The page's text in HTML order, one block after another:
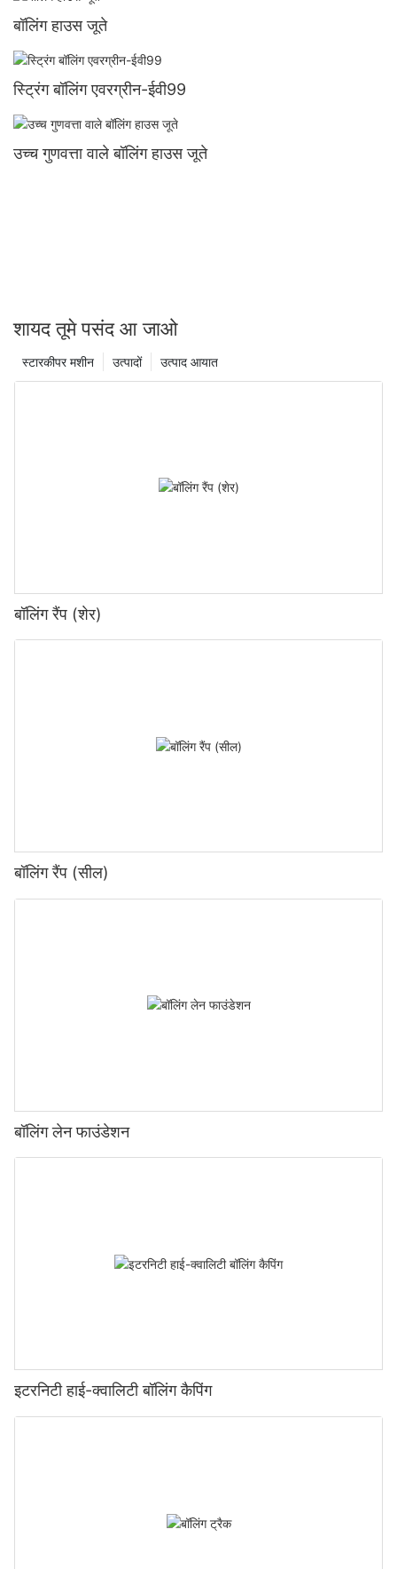
बॉलिंग हाउस जूते
स्ट्रिंग बॉलिंग एवरग्रीन-ईवी99
उच्च गुणवत्ता वाले बॉलिंग हाउस जूते
शायद तूमे पसंद आ जाओ
उत्पाद आयात
उत्पादों
स्टारकीपर मशीन
बॉलिंग रैंप (शेर)
बॉलिंग रैंप (सील)
बॉलिंग लेन फाउंडेशन
इटरनिटी हाई-क्वालिटी बॉलिंग कैपिंग